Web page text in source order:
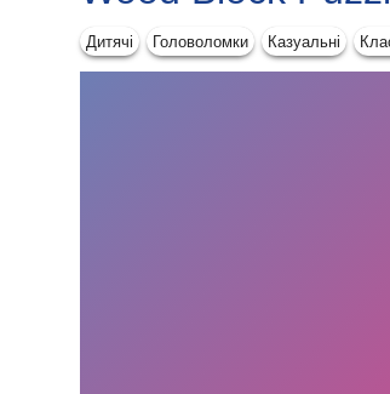
Дитячі Головоломки Казуальні